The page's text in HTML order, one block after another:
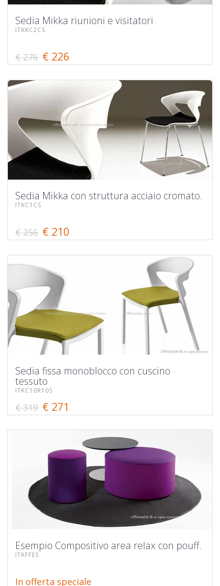
Sedia Mikka riunioni e visitatori
ITKKC2CS
€ 276 € 226
Sedia Mikka con struttura acciaio cromato.
ITKC1CS
€ 256 € 210
Sedia fissa monoblocco con cuscino
tessuto
ITKC10R10S
€ 319 € 271
Esempio Compositivo area relax con pouff.
ITKFFES
In offerta speciale